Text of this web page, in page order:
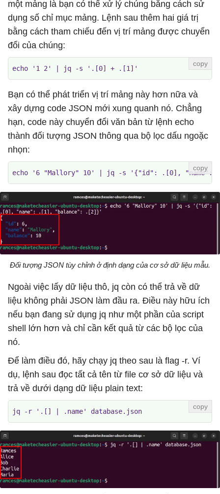
một mảng là bạn có thể xử lý chúng bằng cách sử
dụng số chỉ mục mảng. Lệnh sau thêm hai giá trị
bằng cách tham chiếu đến vị trí mảng được chuyển
đổi của chúng:
echo '1 2' | jq -s '.[0] + .[1]'
Bạn có thể phát triển vị trí mảng này hơn nữa và
xây dựng code JSON mới xung quanh nó. Chẳng
hạn, code này chuyển đổi văn bản từ lệnh echo
thành đối tượng JSON thông qua bộ lọc dấu ngoặc
nhọn:
echo '6 "Mallory" 10' | jq -s '{"id": .[0], "name":
Đối tượng JSON tùy chỉnh ở định dạng của cơ sở dữ liệu mẫu.
Ngoài việc lấy dữ liệu thô, jq còn có thể trả về dữ
liệu không phải JSON làm đầu ra. Điều này hữu ích
nếu bạn đang sử dụng jq như một phần của script
shell lớn hơn và chỉ cần kết quả từ các bộ lọc của
nó.
Để làm điều đó, hãy chạy jq theo sau là flag -r. Ví
dụ, lệnh sau đọc tất cả tên từ file cơ sở dữ liệu và
trả về dưới dạng dữ liệu plain text:
jq -r '.[] | .name' database.json